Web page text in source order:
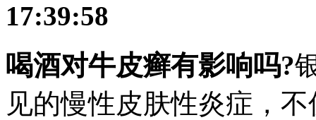
17:39:58
喝酒对牛皮癣有影响吗?
见的慢性皮肤性炎症，